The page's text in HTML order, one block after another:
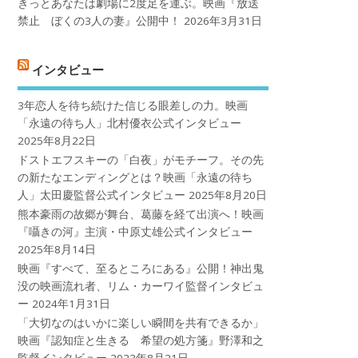
きっとあなたは劇場に2度足を運ぶ。映画『放送
禁止 ぼくの3人の妻』公開中！
2026年3月31日
インタビュー
3年恋人を待ち続けた信じる眼差しの力。映画
「永遠の待ち人」北村優衣公式インタビュー
2025年8月22日
ドストエフスキーの「白夜」がモチーフ。その先
の新たなエンディングとは？映画「永遠の待ち
人」太田慶監督公式インタビュー 2025年8月20日
熊本豪雨の故郷が舞台、葛藤を経て出演へ！映画
『囁きの河』主演・中原丈雄公式インタビュー
2025年8月14日
映画『すべて、至るところにある』公開！神出鬼
没の映画流れ者、リム・カーワイ監督インタビュ
ー 2024年1月31日
「大切なのはいかに楽しい瞬間を共有できるか」
映画『認知症と生きる 希望の処方箋』野澤和之